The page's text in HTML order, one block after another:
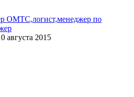
ОМТС,логист,менеджер по
августа 2015